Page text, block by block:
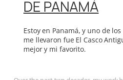
DE PANAMÁ
Estoy en Panamá, y uno de
me llevaron fue El Casco
mejor y mi favorito.